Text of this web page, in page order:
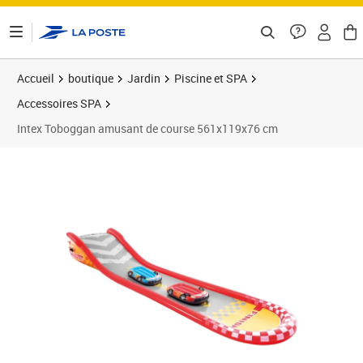
Accueil boutique Jardin
Piscine et SPA
Accessoires SPA
Intex Toboggan amusant de course 561x119x76 cm